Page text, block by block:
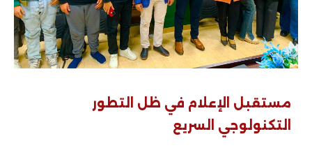
مستقبل الإعلام في ظل التطور
التكنولوجي السريع